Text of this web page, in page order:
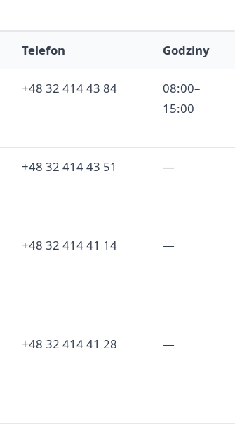
Telefon Godziny
+48 32 414 43 84
08:00–
15:00
+48 32 414 43 51 —
+48 32 414 41 14 —
+48 32 414 41 28 —